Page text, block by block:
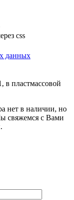
css
данных
в пластмассовой
нет в наличии, но
свяжемся с Вами